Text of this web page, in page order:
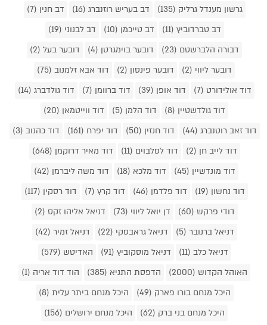
גרשון מענדל גרליק (135)
דב בעריש רוזנברג (16)
דב חנין (7)
דב טברדוביץ (11)
דב טייכמן (10)
דב לבנוני (19)
דבורה הלברשטם (23)
דובער בוימגרטן (4)
דובער בעל (2)
דובער ליווי (2)
דובער פינסון (2)
דוד אבא זלמנוב (75)
דוד אולידורט (7)
דוד אופן (39) דוד ברוומן (7)
דוד גולדברג (14)
דוד גולדשטיין (8)
דוד הלמן (5)
דוד ווייטמאן (20)
דוד זאב רוטנברג (44)
דוד חנזין (50) דוד יפרח (161)
דוד כהנוב (3)
דוד לייב חן (2)
דוד לסלבוים (11)
דוד מאיר דרוקמן (648)
דוד מונדשיין (45)
דוד מלכא (18)
דוד משה ליברמן (42)
דוד נחשון (19)
דוד פלדמן (46) דוד קרץ (7)
דוד רסקין (117)
דודי פרקש (60)
דן יואל ליווי (73)
דניאל אליהו זקס (2)
דניאל ברנובר (5)
דניאל גראבסקי (22)
דניאל זמיר (42)
דניאל כלב (11)
דניאל מוסקוביץ (91)
האדיטש (579)
האוהל הקדוש (2000)
הדפסת התניא (385)
הוד דוד אריה (1)
היכל מנחם בורו פארק (49)
היכל מנחם ביתר עלית (8)
היכל מנחם בני ברק (62)
היכל מנחם ירושלים (156)